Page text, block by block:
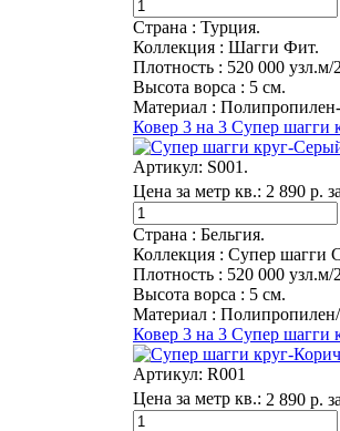
Страна : Турция.
Коллекция : Шагги Фит.
Плотность : 520 000 узл.м/
Высота ворса : 5 см.
Материал :
Ковер 3 на 3 Супер шагги
Артикул: S001.
Цена за метр кв.: 2 890 р.
Страна : Бельгия.
Коллекция : Супер шагги
Плотность : 520 000 узл.м/
Высота ворса : 5 см.
Материал :
Ковер 3 на 3 Супер шагги
Артикул: R001
Цена за метр кв.: 2 890 р.